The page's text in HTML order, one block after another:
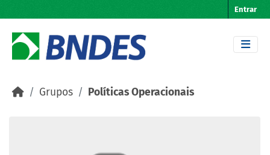
Entrar
Grupos Políticas Operacionais